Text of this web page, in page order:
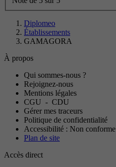
Diplomeo
Établissements
GAMAGORA
À propos
Qui sommes-nous ?
Rejoignez-nous
Mentions légales
CGU - CDU
Gérer mes traceurs
Politique de confidentialité
Accessibilité : Non conforme
Plan de site
Accès direct